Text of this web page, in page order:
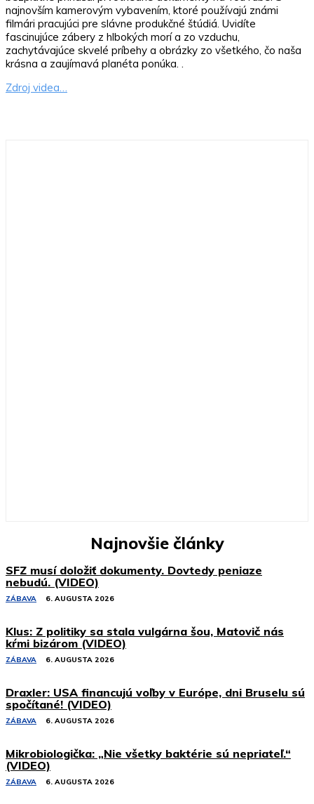
najnovším kamerovým vybavením, ktoré používajú známi
filmári pracujúci pre slávne produkčné štúdiá. Uvidíte
fascinujúce zábery z hlbokých morí a zo vzduchu,
zachytávajúce skvelé príbehy a obrázky zo všetkého, čo naša
krásna a zaujímavá planéta ponúka. .
Zdroj videa…
Najnovšie články
SFZ musí doložiť dokumenty. Dovtedy peniaze
nebudú. (VIDEO)
ZÁBAVA 6. AUGUSTA 2026
Klus: Z politiky sa stala vulgárna šou, Matovič nás
kŕmi bizárom (VIDEO)
ZÁBAVA 6. AUGUSTA 2026
Draxler: USA financujú voľby v Európe, dni Bruselu sú
spočítané! (VIDEO)
ZÁBAVA 6. AUGUSTA 2026
Mikrobiologička: „Nie všetky baktérie sú nepriateľ.“
(VIDEO)
ZÁBAVA 6. AUGUSTA 2026